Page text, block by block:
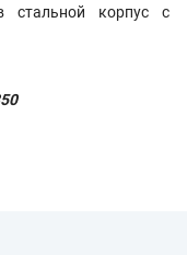
стальной корпус с